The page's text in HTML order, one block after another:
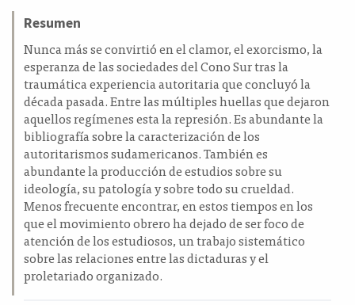
del
artículo
Resumen
Nunca más se convirtió en el clamor, el exorcismo, la
esperanza de las sociedades del Cono Sur tras la
traumática experiencia autoritaria que concluyó la
década pasada. Entre las múltiples huellas que dejaron
aquellos regímenes esta la represión. Es abundante la
bibliografía sobre la caracterización de los
autoritarismos sudamericanos. También es
abundante la producción de estudios sobre su
ideología, su patología y sobre todo su crueldad.
Menos frecuente encontrar, en estos tiempos en los
que el movimiento obrero ha dejado de ser foco de
atención de los estudiosos, un trabajo sistemático
sobre las relaciones entre las dictaduras y el
proletariado organizado.